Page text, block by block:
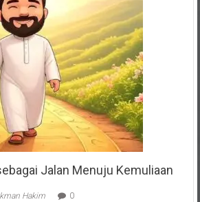
Jalan Menuju Kemuliaan
Hakim 0